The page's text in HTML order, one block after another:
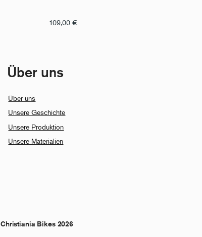
109,00 €
Über uns
Über uns
Unsere Geschichte
Unsere Produktion
Unsere Materialien
Christiania Bikes 2026